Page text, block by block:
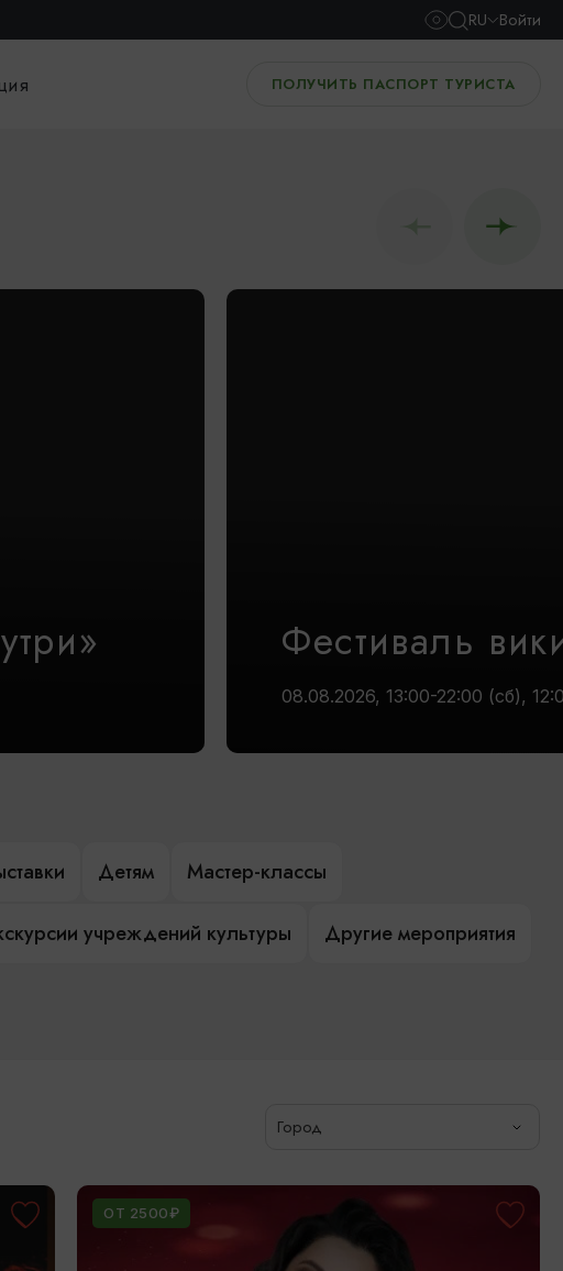
RU Войти
ПОЛУЧИТЬ ПАСПОРТ ТУРИСТА
Фестиваль
08.08.2026, 13:00-22:00 (сб),
Детям Мастер-классы
учреждений культуры Другие мероприятия
Город
ОТ 2500₽